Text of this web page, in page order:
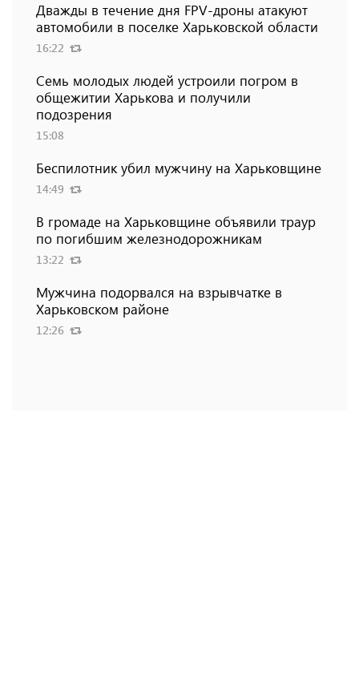
Дважды в течение дня FPV-дроны атакуют
автомобили в поселке Харьковской области
16:22
Семь молодых людей устроили погром в
общежитии Харькова и получили
подозрения
15:08
Беспилотник убил мужчину на Харьковщине
14:49
В громаде на Харьковщине объявили траур
по погибшим железнодорожникам
13:22
Мужчина подорвался на взрывчатке в
Харьковском районе
12:26